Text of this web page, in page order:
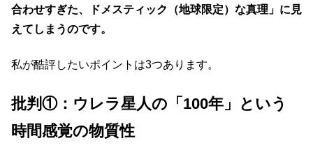
合わせすぎた、ドメスティック（地球限定）な真理」に見
えてしまうのです。
私が酷評したいポイントは3つあります。
批判①：ウレラ星人の「100年」という
時間感覚の物質性